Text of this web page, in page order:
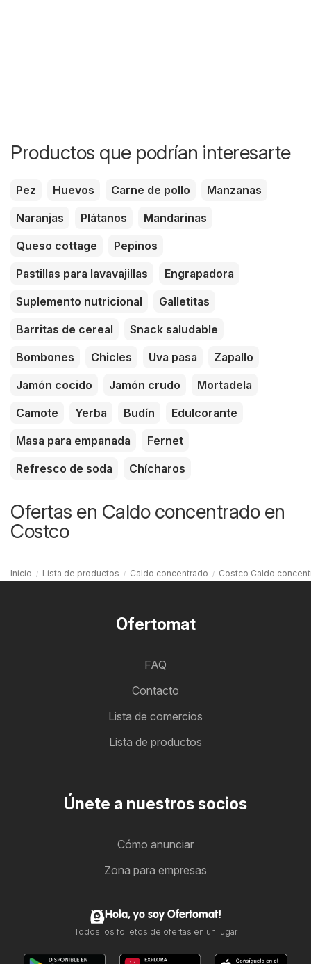
Productos que podrían interesarte
Pez Huevos Carne de pollo
Manzanas
Naranjas
Plátanos
Mandarinas
Queso cottage
Pepinos
Pastillas para lavavajillas
Engrapadora
Suplemento nutricional
Galletitas
Barritas de cereal
Snack saludable
Bombones
Chicles Uva pasa
Zapallo
Jamón cocido
Jamón crudo
Mortadela
Camote
Yerba Budín
Edulcorante
Masa para empanada
Fernet
Refresco de soda
Chícharos
Ofertas en Caldo concentrado en
Costco
Inicio Lista de productos Caldo concentrado Costco Caldo
Ofertomat
FAQ
Contacto
Lista de comercios
Lista de productos
Únete a nuestros socios
Cómo anunciar
Zona para empresas
Hola, yo soy Ofertomat!
Todos los folletos de ofertas en un lugar